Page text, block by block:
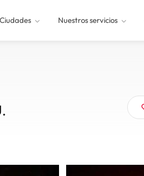
Ciudades Nuestros servicios